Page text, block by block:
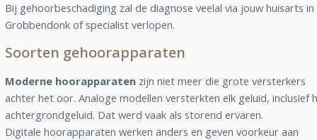
Bij gehoorbeschadiging zal de diagnose veelal via jouw huisarts in
Grobbendonk of specialist verlopen.
Soorten gehoorapparaten
Moderne hoorapparaten zijn niet meer die grote versterkers
achter het oor. Analoge modellen versterkten elk geluid, inclusief
achtergrondgeluid. Dat werd vaak als storend ervaren.
Digitale hoorapparaten werken anders en geven voorkeur aan